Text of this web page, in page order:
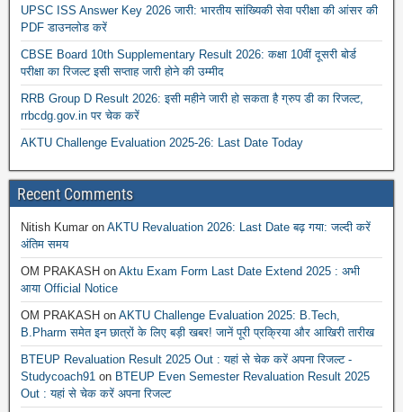
UPSC ISS Answer Key 2026 जारी: भारतीय सांख्यिकी सेवा परीक्षा की आंसर की
PDF डाउनलोड करें
CBSE Board 10th Supplementary Result 2026: कक्षा 10वीं दूसरी बोर्ड
परीक्षा का रिजल्ट इसी सप्ताह जारी होने की उम्मीद
RRB Group D Result 2026: इसी महीने जारी हो सकता है ग्रुप डी का रिजल्ट,
rrbcdg.gov.in पर चेक करें
AKTU Challenge Evaluation 2025-26: Last Date Today
Recent Comments
Nitish Kumar on AKTU Revaluation 2026: Last Date बढ़ गया: जल्दी करें
अंतिम समय
OM PRAKASH on Aktu Exam Form Last Date Extend 2025 : अभी
आया Official Notice
OM PRAKASH on AKTU Challenge Evaluation 2025: B.Tech,
B.Pharm समेत इन छात्रों के लिए बड़ी खबर! जानें पूरी प्रक्रिया और आखिरी तारीख
BTEUP Revaluation Result 2025 Out : यहां से चेक करें अपना रिजल्ट -
Studycoach91 on BTEUP Even Semester Revaluation Result 2025
Out : यहां से चेक करें अपना रिजल्ट